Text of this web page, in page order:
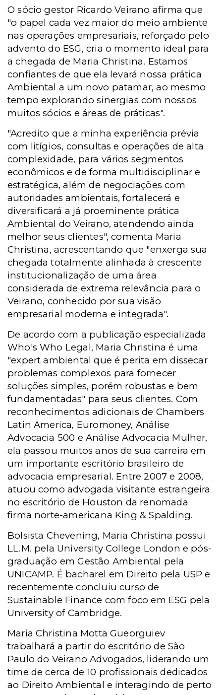
O sócio gestor Ricardo Veirano afirma que
"o papel cada vez maior do meio ambiente
nas operações empresariais, reforçado pelo
advento do ESG, cria o momento ideal para
a chegada de Maria Christina. Estamos
confiantes de que ela levará nossa prática
Ambiental a um novo patamar, ao mesmo
tempo explorando sinergias com nossos
muitos sócios e áreas de práticas".
"Acredito que a minha experiência prévia
com litígios, consultas e operações de alta
complexidade, para vários segmentos
econômicos e de forma multidisciplinar e
estratégica, além de negociações com
autoridades ambientais, fortalecerá e
diversificará a já proeminente prática
Ambiental do Veirano, atendendo ainda
melhor seus clientes", comenta Maria
Christina, acrescentando que "enxerga sua
chegada totalmente alinhada à crescente
institucionalização de uma área
considerada de extrema relevância para o
Veirano, conhecido por sua visão
empresarial moderna e integrada".
De acordo com a publicação especializada
Who's Who Legal, Maria Christina é uma
"expert ambiental que é perita em dissecar
problemas complexos para fornecer
soluções simples, porém robustas e bem
fundamentadas" para seus clientes. Com
reconhecimentos adicionais de Chambers
Latin America, Euromoney, Análise
Advocacia 500 e Análise Advocacia Mulher,
ela passou muitos anos de sua carreira em
um importante escritório brasileiro de
advocacia empresarial. Entre 2007 e 2008,
atuou como advogada visitante estrangeira
no escritório de Houston da renomada
firma norte-americana King & Spalding.
Bolsista Chevening, Maria Christina possui
LL.M. pela University College London e pós-
graduação em Gestão Ambiental pela
UNICAMP. É bacharel em Direito pela USP e
recentemente concluiu curso de
Sustainable Finance com foco em ESG pela
University of Cambridge.
Maria Christina Motta Gueorguiev
trabalhará a partir do escritório de São
Paulo do Veirano Advogados, liderando um
time de cerca de 10 profissionais dedicados
ao Direito Ambiental e interagindo de perto